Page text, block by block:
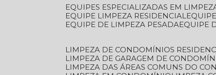
EQUIPES ESPECIALIZADAS EM
EQUIPE LIMPEZA RESIDENCIAL
EQUIPE DE LIMPEZA PESADA EQUIPE
LIMPEZA DE CONDOMÍNIOS
LIMPEZA DE GARAGEM DE
LIMPEZA DAS ÁREAS COMUNS DO